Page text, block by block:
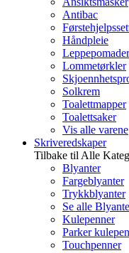
Antibac
Håndpleie
Leppepomader
Lommetørkler
Solkrem
Toalettmapper
Toalettsaker
Vis alle varene
Skriveredskaper
Tilbake til Alle
Blyanter
Fargeblyanter
Trykkblyanter
Se alle
Kulepenner
Parker
Touchpenner